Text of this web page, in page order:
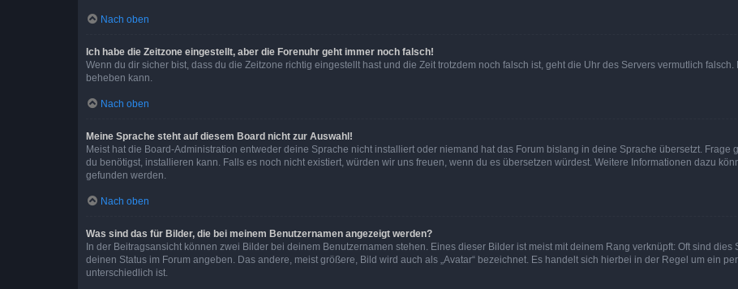
Nach oben
Ich habe die Zeitzone eingestellt, aber die Forenuhr geht immer noch falsch!
Wenn du dir sicher bist, dass du die Zeitzone richtig eingestellt hast und die Zeit trotzdem noch falsch ist, geht die Uhr des Servers vermutlich
beheben kann.
Nach oben
Meine Sprache steht auf diesem Board nicht zur Auswahl!
Meist hat die Board-Administration entweder deine Sprache nicht installiert oder niemand hat das Forum bislang in deine Sprache übersetzt. Frage
du benötigst, installieren kann. Falls es noch nicht existiert, würden wir uns freuen, wenn du es übersetzen würdest. Weitere Informationen dazu
gefunden werden.
Nach oben
Was sind das für Bilder, die bei meinem Benutzernamen angezeigt werden?
In der Beitragsansicht können zwei Bilder bei deinem Benutzernamen stehen. Eines dieser Bilder ist meist mit deinem Rang verknüpft: Oft sind
deinen Status im Forum angeben. Das andere, meist größere, Bild wird auch als „Avatar“ bezeichnet. Es handelt sich hierbei in der Regel um ein
unterschiedlich ist.